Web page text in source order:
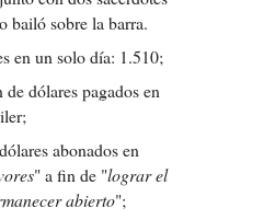
bailó sobre la barra.
en un solo día: 1.510;
dólares pagados en
abonados en
" a fin de "lograr el
abierto";